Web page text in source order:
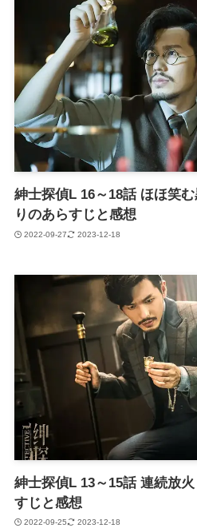
紳士探偵L 16～18話 ほほ笑
りのあらすじと感想
2022-09-27 2023-12-18
紳士探偵L 13～15話 連続放
すじと感想
2022-09-25 2023-12-18